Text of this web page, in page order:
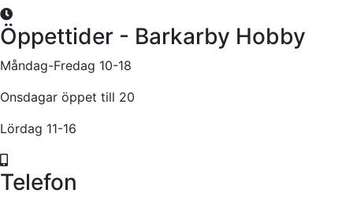
Öppettider - Barkarby Hobby
Måndag-Fredag 10-18
Onsdagar öppet till 20
Lördag 11-16
Telefon